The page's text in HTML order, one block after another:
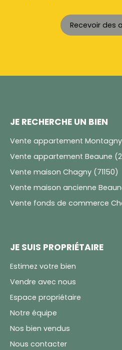
Recevoir des
JE RECHERCHE UN BIEN
Vente appartement
Vente appartement Beaune
Vente maison Chagny (71150)
Vente maison ancienne
Vente fonds de commerce
JE SUIS PROPRIÉTAIRE
Estimez votre bien
Vendre avec nous
Espace propriétaire
Notre équipe
Nos bien vendus
Nous contacter